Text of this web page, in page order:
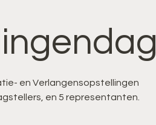
en Verlangensopstellingen
en 5 representanten.